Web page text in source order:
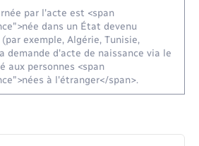
par l'acte est <span
dans un État devenu
exemple, Algérie, Tunisie,
demande d'acte de naissance via le
aux personnes <span
à l'étranger</span>.